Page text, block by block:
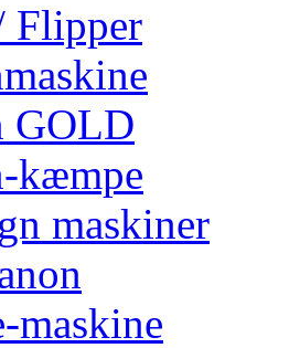
Flipper
GOLD
kæmpe
maskiner
maskine